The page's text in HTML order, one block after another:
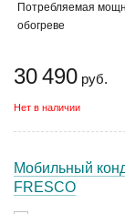
Потребляемая
обогреве
30 490 руб.
Нет в наличии
Мобильный
FRESCO